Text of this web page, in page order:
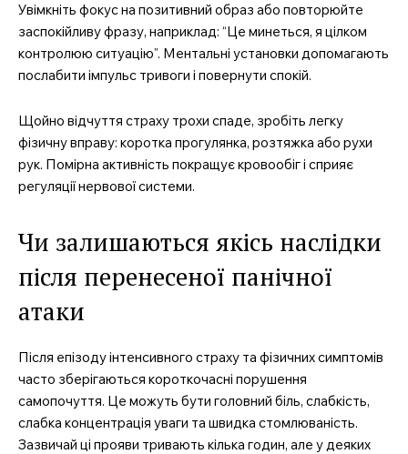
Увімкніть фокус на позитивний образ або повторюйте
заспокійливу фразу, наприклад: “Це минеться, я цілком
контролюю ситуацію”. Ментальні установки допомагають
послабити імпульс тривоги і повернути спокій.
Щойно відчуття страху трохи спаде, зробіть легку
фізичну вправу: коротка прогулянка, розтяжка або рухи
рук. Помірна активність покращує кровообіг і сприяє
регуляції нервової системи.
Чи залишаються якісь наслідки
після перенесеної панічної
атаки
Після епізоду інтенсивного страху та фізичних симптомів
часто зберігаються короткочасні порушення
самопочуття. Це можуть бути головний біль, слабкість,
слабка концентрація уваги та швидка стомлюваність.
Зазвичай ці прояви тривають кілька годин, але у деяких